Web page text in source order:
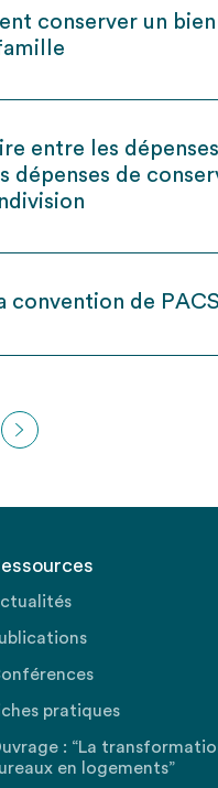
conserver un bien
entre les dépenses
dépenses de
convention de PACS
pratiques
: “La
en logements”